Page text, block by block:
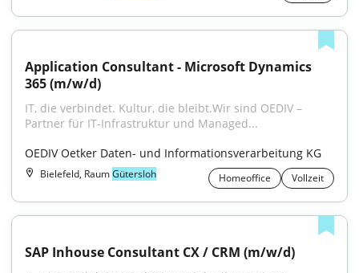
Application Consultant - Microsoft Dynamics
365 (m/w/d)
IT, die verbindet. Kultur, die bleibt.Wir sind OEDIV –
Partner für IT-Infrastruktur und Managed...
OEDIV Oetker Daten- und Informationsverarbeitung KG
Bielefeld, RaumGütersloh Homeoffice Vollzeit
SAP Inhouse Consultant CX / CRM (m/w/d)